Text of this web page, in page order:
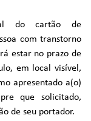
do cartão de
com transtorno
estar no prazo de
em local visível,
apresentado a(o)
que solicitado,
de seu portador.